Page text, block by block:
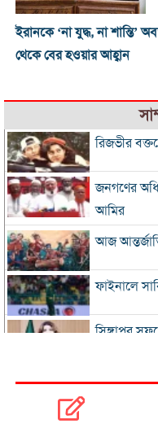
ইরানকে ‘না যুদ্ধ, না শান্তি’
থেকে বের হওয়ার আহ্বান
রিজভীর
জনগণের
আমির
আজ
ফাইনালে
সিঙ্গাপুর সফরে